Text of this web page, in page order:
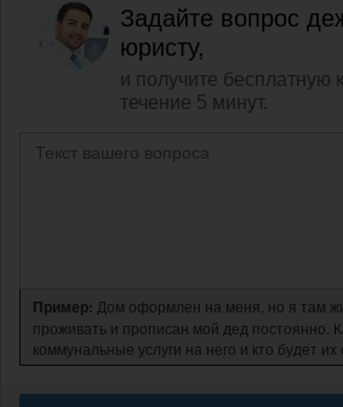
Задайте вопрос
юристу,
и получите бесплатную
течение 5 минут.
Пример: Дом оформлен на меня, но я там
проживать и прописан мой дед постоянно.
коммунальные услуги на него и кто будет